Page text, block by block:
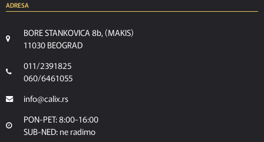
ADRESA
BORE STANKOVICA 8b, (MAKIS)
11030 BEOGRAD
011/2391825
060/6461055
info@calix.rs
PON-PET: 8:00-16:00
SUB-NED: ne radimo